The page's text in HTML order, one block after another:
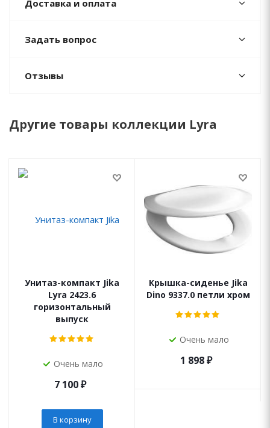
Доставка и оплата
Задать вопрос
Отзывы
Другие товары коллекции Lyra
Унитаз-компакт Jika
Lyra 2423.6
горизонтальный
выпуск
Очень мало
7 100₽
В корзину
Крышка-сиденье Jika
Dino 9337.0 петли хром
Очень мало
1 898₽